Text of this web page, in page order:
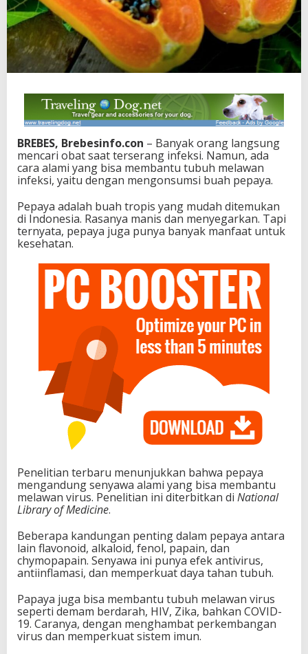
BREBES, Brebesinfo.con – Banyak orang langsung
mencari obat saat terserang infeksi. Namun, ada
cara alami yang bisa membantu tubuh melawan
infeksi, yaitu dengan mengonsumsi buah pepaya.
Pepaya adalah buah tropis yang mudah ditemukan
di Indonesia. Rasanya manis dan menyegarkan. Tapi
ternyata, pepaya juga punya banyak manfaat untuk
kesehatan.
Penelitian terbaru menunjukkan bahwa pepaya
mengandung senyawa alami yang bisa membantu
melawan virus. Penelitian ini diterbitkan di National
Library of Medicine.
Beberapa kandungan penting dalam pepaya antara
lain flavonoid, alkaloid, fenol, papain, dan
chymopapain. Senyawa ini punya efek antivirus,
antiinflamasi, dan memperkuat daya tahan tubuh.
Papaya juga bisa membantu tubuh melawan virus
seperti demam berdarah, HIV, Zika, bahkan COVID-
19. Caranya, dengan menghambat perkembangan
virus dan memperkuat sistem imun.